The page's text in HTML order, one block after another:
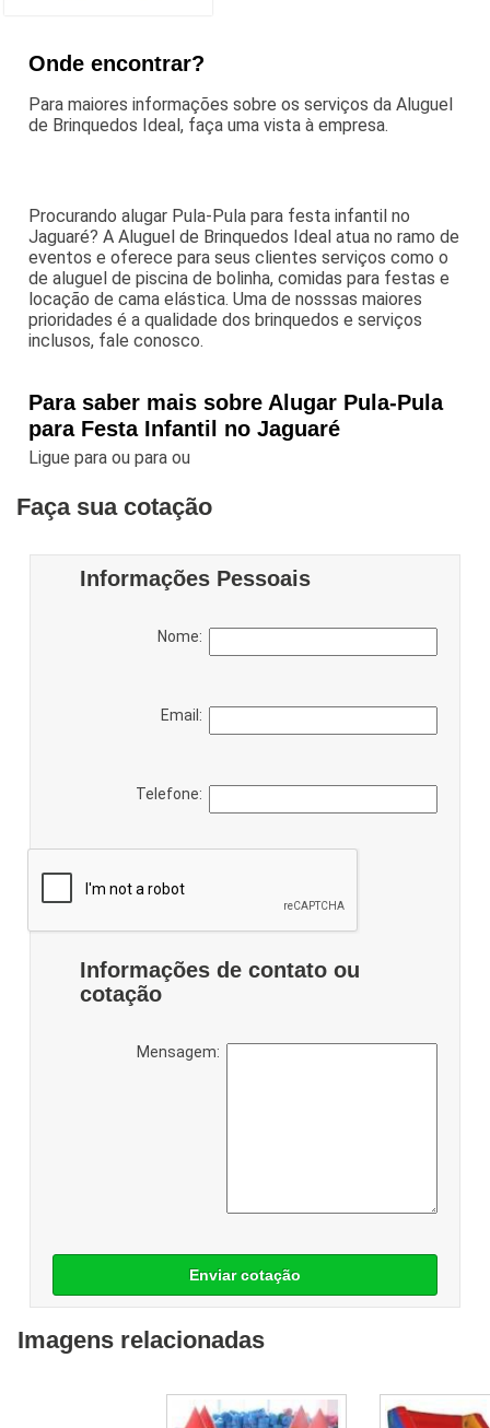
Onde encontrar?
Para maiores informações sobre os serviços da Aluguel
de Brinquedos Ideal, faça uma vista à empresa.
Procurando alugar Pula-Pula para festa infantil no
Jaguaré? A Aluguel de Brinquedos Ideal atua no ramo de
eventos e oferece para seus clientes serviços como o
de aluguel de piscina de bolinha, comidas para festas e
locação de cama elástica. Uma de nosssas maiores
prioridades é a qualidade dos brinquedos e serviços
inclusos, fale conosco.
Para saber mais sobre Alugar Pula-Pula
para Festa Infantil no Jaguaré
Ligue paraou paraou
Faça sua cotação
Informações Pessoais
Nome:
Email:
Telefone:
Informações de contato ou
cotação
Mensagem:
Enviar cotação
Imagens relacionadas